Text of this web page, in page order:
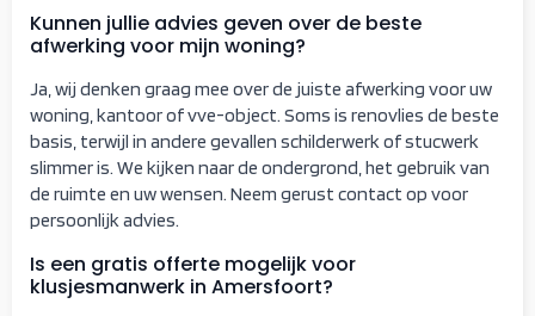
Kunnen jullie advies geven over de beste
afwerking voor mijn woning?
Ja, wij denken graag mee over de juiste afwerking voor uw
woning, kantoor of vve-object. Soms is renovlies de beste
basis, terwijl in andere gevallen schilderwerk of stucwerk
slimmer is. We kijken naar de ondergrond, het gebruik van
de ruimte en uw wensen. Neem gerust contact op voor
persoonlijk advies.
Is een gratis offerte mogelijk voor
klusjesmanwerk in Amersfoort?